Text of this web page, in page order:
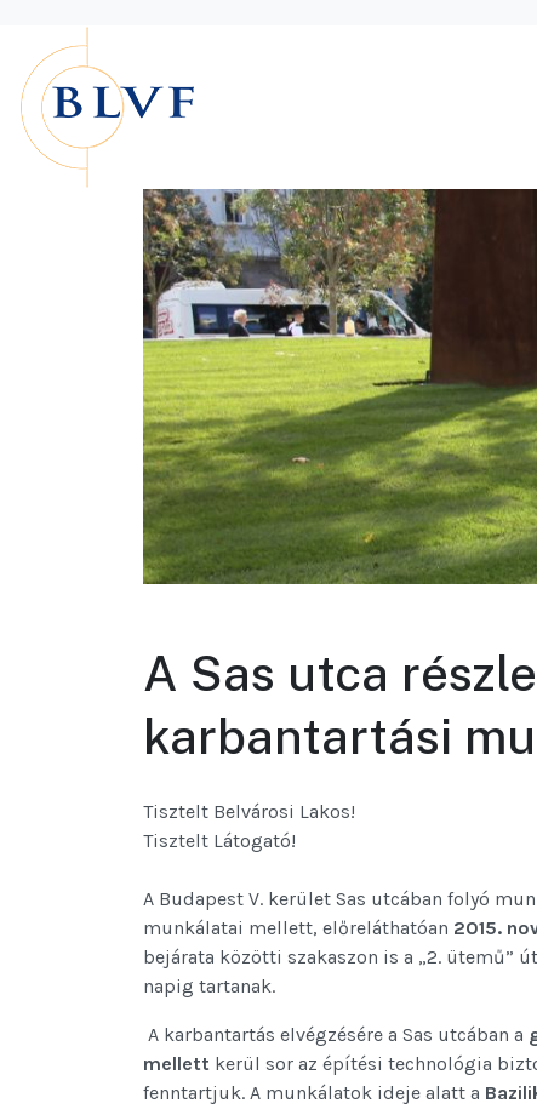
A Sas utca
karbantartási
Tisztelt Belvárosi Lakos!
Tisztelt Látogató!
A Budapest V. kerület Sas utcában folyó
munkálatai mellett, előreláthatóan 2015.
bejárata közötti szakaszon is a „2. ütemű”
napig tartanak.
A karbantartás elvégzésére a Sas utcában a
mellett kerül sor az építési technológia
fenntartjuk. A munkálatok ideje alatt a